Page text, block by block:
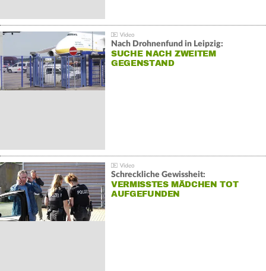
Nach Drohnenfund in Leipzig:
SUCHE NACH ZWEITEM
GEGENSTAND
Schreckliche Gewissheit:
VERMISSTES MÄDCHEN TOT
AUFGEFUNDEN